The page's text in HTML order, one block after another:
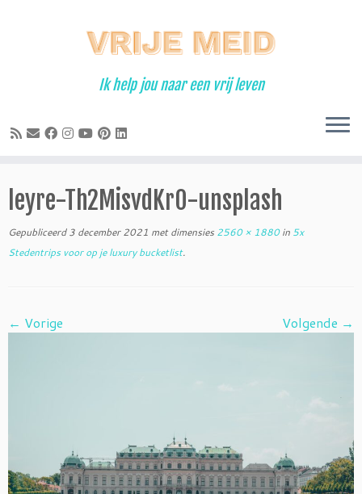
Ik help jou naar een vrij leven
leyre-Th2MisvdKr0-unsplash
Gepubliceerd 3 december 2021 met dimensies 2560 × 1880in 5x
Stedentrips voor op je luxury bucketlist.
← Vorige Volgende →